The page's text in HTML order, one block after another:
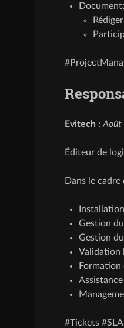
Evitech : Août
Éditeur de
Dans le
Gestion
Gestion
Validation
Formation
#Tickets